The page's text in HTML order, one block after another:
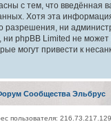
с тем, что введённая
Хотя эта
разрешения, ни
phpBB Limited не может
могут привести к
Сообщества Эльбрус
пользователя: 216.73.217.129